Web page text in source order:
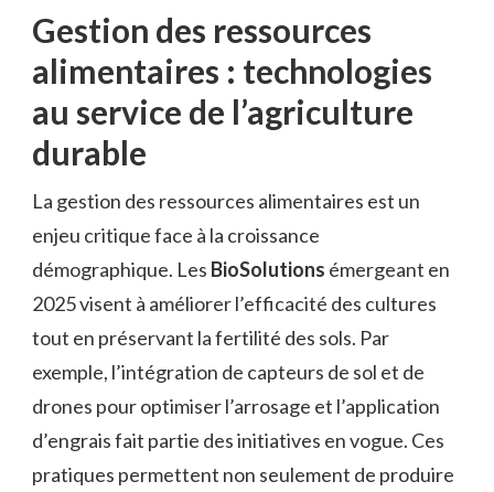
Gestion des ressources
alimentaires : technologies
au service de l’agriculture
durable
La gestion des ressources alimentaires est un
enjeu critique face à la croissance
démographique. Les BioSolutions émergeant en
2025 visent à améliorer l’efficacité des cultures
tout en préservant la fertilité des sols. Par
exemple, l’intégration de capteurs de sol et de
drones pour optimiser l’arrosage et l’application
d’engrais fait partie des initiatives en vogue. Ces
pratiques permettent non seulement de produire